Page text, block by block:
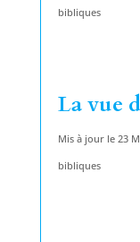
bibliques
La vue
Mis à jour le 23
bibliques